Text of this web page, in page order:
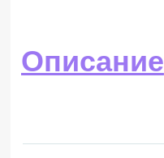
Описание